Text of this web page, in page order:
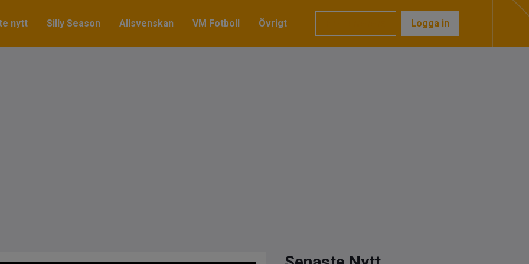
nytt Silly Season Allsvenskan VM Fotboll Övrigt Logga in